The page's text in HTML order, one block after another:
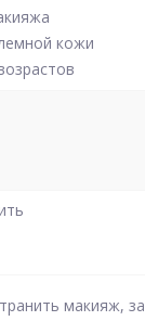
кожи
подводка (цвет
насыщенный
макияж,